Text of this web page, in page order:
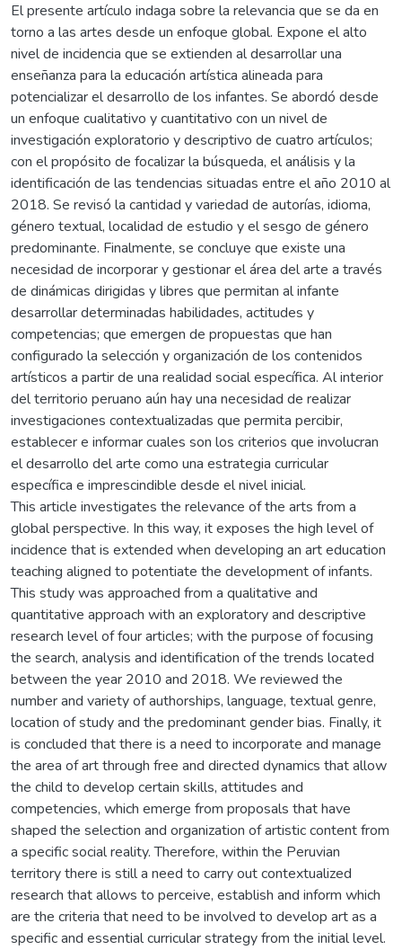
El presente artículo indaga sobre la relevancia que se da en
torno a las artes desde un enfoque global. Expone el alto
nivel de incidencia que se extienden al desarrollar una
enseñanza para la educación artística alineada para
potencializar el desarrollo de los infantes. Se abordó desde
un enfoque cualitativo y cuantitativo con un nivel de
investigación exploratorio y descriptivo de cuatro artículos;
con el propósito de focalizar la búsqueda, el análisis y la
identificación de las tendencias situadas entre el año 2010 al
2018. Se revisó la cantidad y variedad de autorías, idioma,
género textual, localidad de estudio y el sesgo de género
predominante. Finalmente, se concluye que existe una
necesidad de incorporar y gestionar el área del arte a través
de dinámicas dirigidas y libres que permitan al infante
desarrollar determinadas habilidades, actitudes y
competencias; que emergen de propuestas que han
configurado la selección y organización de los contenidos
artísticos a partir de una realidad social específica. Al interior
del territorio peruano aún hay una necesidad de realizar
investigaciones contextualizadas que permita percibir,
establecer e informar cuales son los criterios que involucran
el desarrollo del arte como una estrategia curricular
específica e imprescindible desde el nivel inicial.
This article investigates the relevance of the arts from a
global perspective. In this way, it exposes the high level of
incidence that is extended when developing an art education
teaching aligned to potentiate the development of infants.
This study was approached from a qualitative and
quantitative approach with an exploratory and descriptive
research level of four articles; with the purpose of focusing
the search, analysis and identification of the trends located
between the year 2010 and 2018. We reviewed the
number and variety of authorships, language, textual genre,
location of study and the predominant gender bias. Finally, it
is concluded that there is a need to incorporate and manage
the area of art through free and directed dynamics that allow
the child to develop certain skills, attitudes and
competencies, which emerge from proposals that have
shaped the selection and organization of artistic content from
a specific social reality. Therefore, within the Peruvian
territory there is still a need to carry out contextualized
research that allows to perceive, establish and inform which
are the criteria that need to be involved to develop art as a
specific and essential curricular strategy from the initial level.